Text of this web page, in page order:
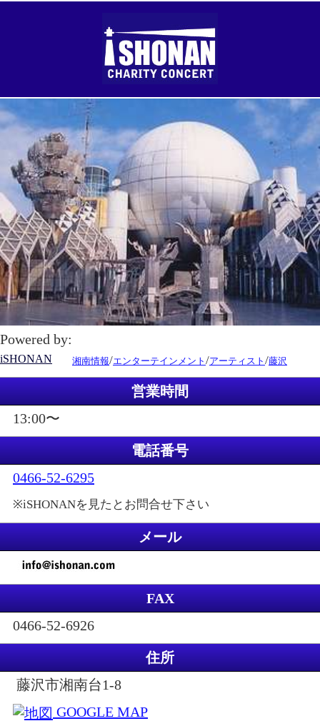
Powered by:
iSHONAN 湘南情報/エンターテインメント /アーティスト /藤沢
営業時間
13:00〜
電話番号
0466-52-6295
※iSHONANを見たとお問合せ下さい
メール
FAX
0466-52-6926
住所
藤沢市湘南台1-8
GOOGLE MAP